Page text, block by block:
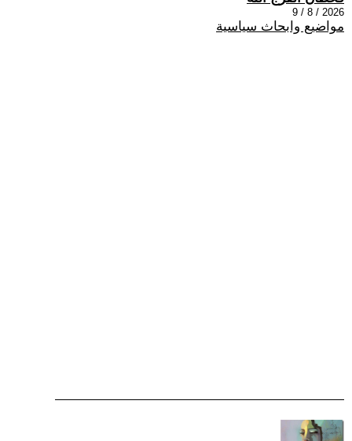
2026 / 8 / 9
مواضيع وابحاث سياسية